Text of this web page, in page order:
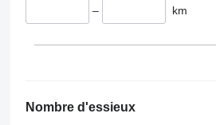
– km
Nombre d'essieux